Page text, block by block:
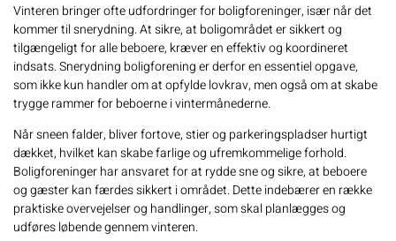
Vinteren bringer ofte udfordringer for boligforeninger, især når det
kommer til snerydning. At sikre, at boligområdet er sikkert og
tilgængeligt for alle beboere, kræver en effektiv og koordineret
indsats. Snerydning boligforening er derfor en essentiel opgave,
som ikke kun handler om at opfylde lovkrav, men også om at skabe
trygge rammer for beboerne i vintermånederne.
Når sneen falder, bliver fortove, stier og parkeringspladser hurtigt
dækket, hvilket kan skabe farlige og ufremkommelige forhold.
Boligforeninger har ansvaret for at rydde sne og sikre, at beboere
og gæster kan færdes sikkert i området. Dette indebærer en række
praktiske overvejelser og handlinger, som skal planlægges og
udføres løbende gennem vinteren.